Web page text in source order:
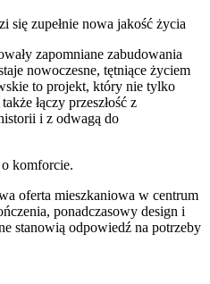
się zupełnie nowa jakość życia
zapomniane zabudowania
nowoczesne, tętniące życiem
to projekt, który nie tylko
łączy przeszłość z
i z odwagą do
komforcie.
oferta mieszkaniowa w centrum
ponadczasowy design i
stanowią odpowiedź na potrzeby